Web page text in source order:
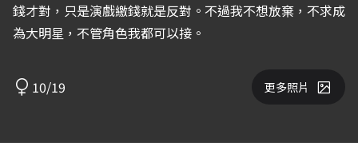
錢才對，只是演戲繳錢就是反對。不過我不想放棄，不求成
為大明星，不管角色我都可以接。
10/19 更多照片